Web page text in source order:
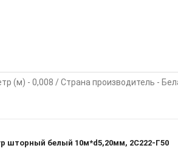
(м) - 0,008 / Страна производитель -